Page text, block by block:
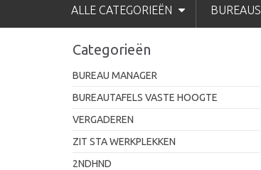
ALLE CATEGORIEËN BUREAUS
Categorieën
BUREAU MANAGER
BUREAUTAFELS VASTE HOOGTE
VERGADEREN
ZIT STA WERKPLEKKEN
2NDHND